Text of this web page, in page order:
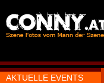
AKTUELLE EVENTS